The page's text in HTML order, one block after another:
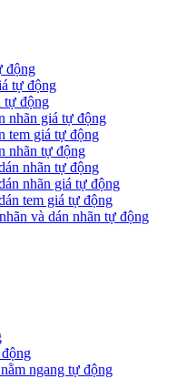
động
tự động
tự động
nhãn giá tự động
tem giá tự động
nhãn tự động
nhãn tự động
nhãn giá tự động
tem giá tự động
và dán nhãn tự động
ngang tự động